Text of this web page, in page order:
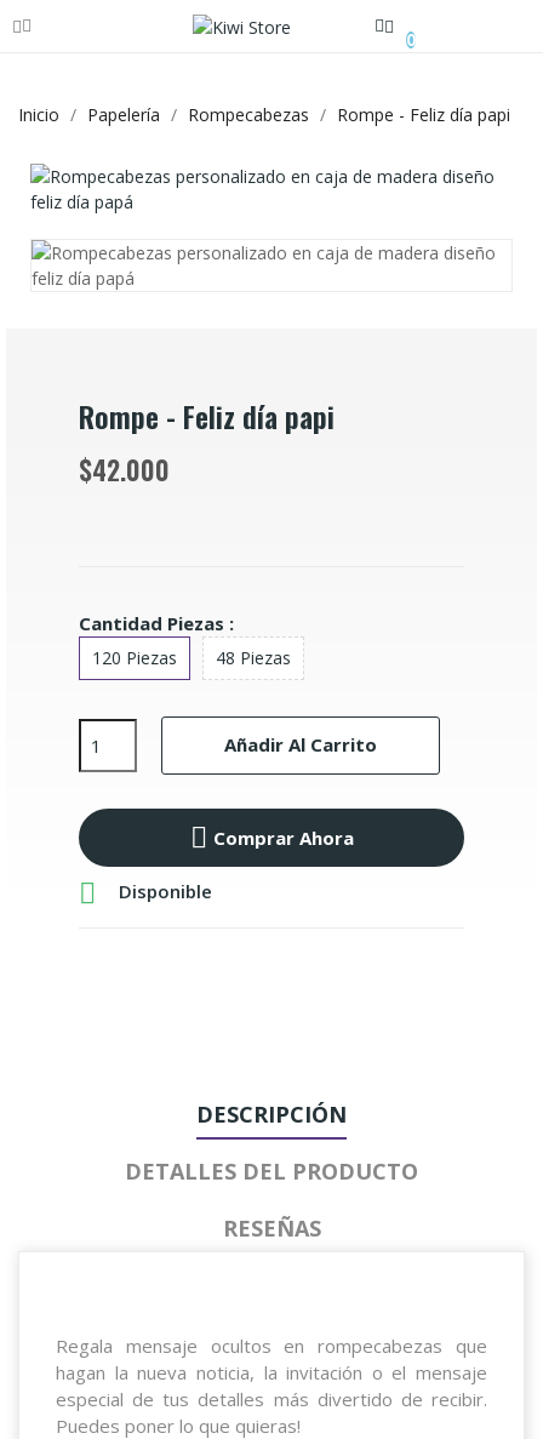
0
Inicio Papelería Rompecabezas Rompe - Feliz día papi
Rompe - Feliz día papi
$42.000
Cantidad Piezas :
120 Piezas 48 Piezas
Añadir Al Carrito
Comprar Ahora
 Disponible
DESCRIPCIÓN
DETALLES DEL PRODUCTO
RESEÑAS
Regala mensaje ocultos en rompecabezas que
hagan la nueva noticia, la invitación o el mensaje
especial de tus detalles más divertido de recibir.
Puedes poner lo que quieras!